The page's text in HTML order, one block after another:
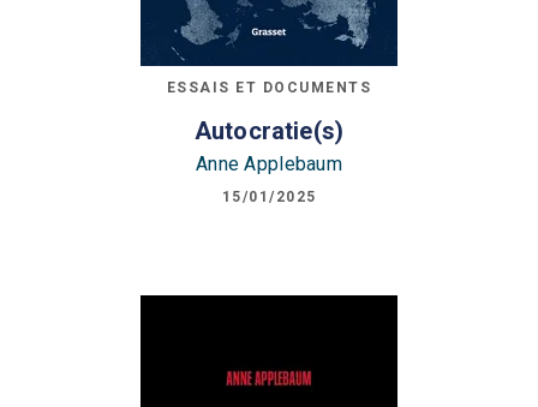
ESSAIS ET DOCUMENTS
Autocratie(s)
Anne Applebaum
15/01/2025